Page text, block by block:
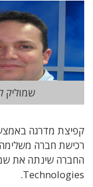
שמוליק
קפיצת מדרגה
רכישת חברה
Technologies.